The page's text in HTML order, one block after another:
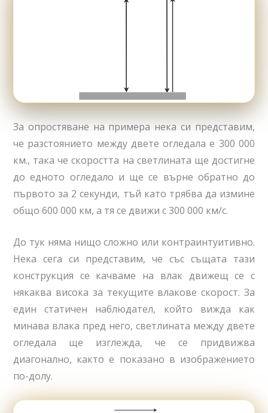
За опростяване на примера нека си представим,
че разстоянието между двете огледала е 300 000
км., така че скоростта на светлината ще достигне
до едното огледало и ще се върне обратно до
първото за 2 секунди, тъй като трябва да измине
общо 600 000 км, а тя се движи с 300 000 км/с.
До тук няма нищо сложно или контраинтуитивно.
Нека сега си представим, че със същата тази
конструкция се качваме на влак движещ се с
някаква висока за текущите влакове скорост. За
един статичен наблюдател, който вижда как
минава влака пред него, светлината между двете
огледала ще изглежда, че се придвижва
диагонално, както е показано в изображението
по-долу.